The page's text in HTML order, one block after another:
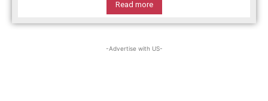
Read more
-Advertise with US-